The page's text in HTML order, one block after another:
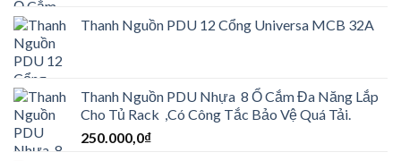
Thanh Nguồn PDU 12 Cổng Universa MCB 32A
Thanh Nguồn PDU Nhựa 8 Ổ Cắm Đa Năng Lắp
Cho Tủ Rack ,Có Công Tắc Bảo Vệ Quá Tải.
250.000,0₫